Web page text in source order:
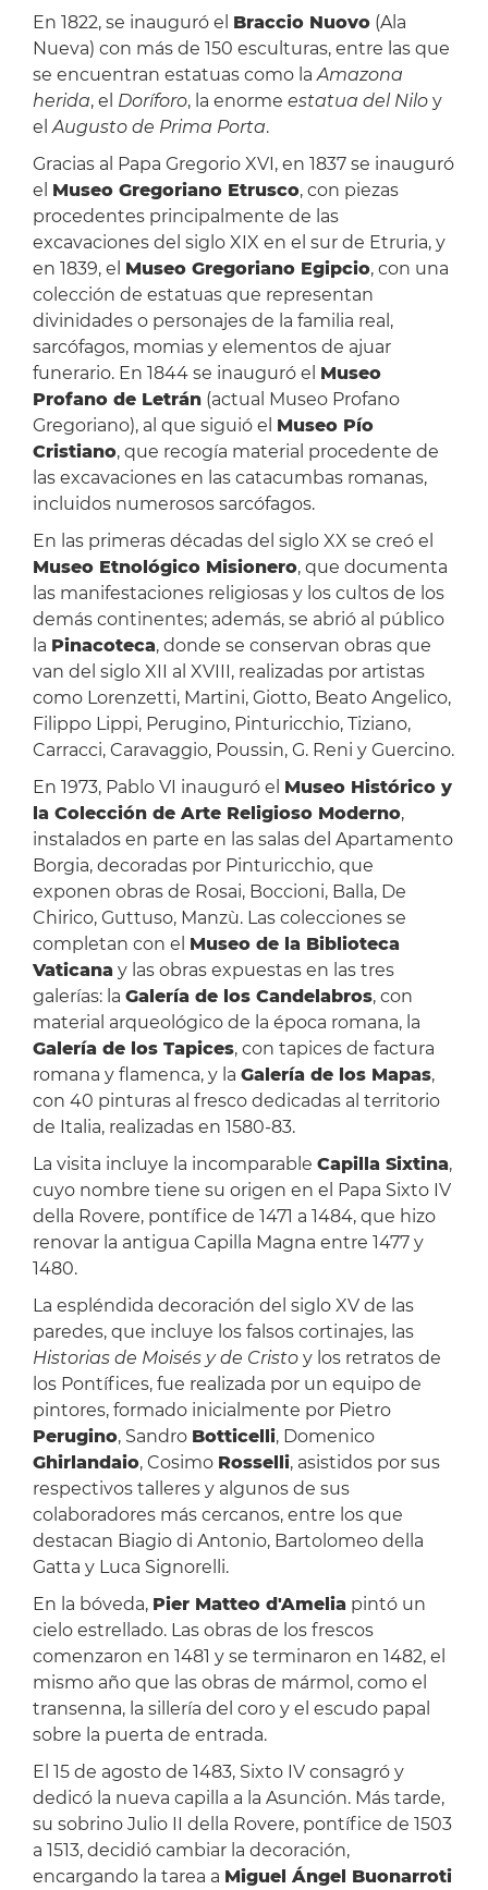
En 1822, se inauguró el Braccio Nuovo(Ala
Nueva) con más de 150 esculturas, entre las que
se encuentran estatuas como laAmazona
herida, el Doríforo, la enorme estatua del Niloy
elAugusto de Prima Porta.
Gracias al Papa Gregorio XVI, en 1837 se inauguró
el Museo Gregoriano Etrusco, con piezas
procedentes principalmente de las
excavaciones del siglo XIX en el sur de Etruria, y
en 1839, el Museo Gregoriano Egipcio, con una
colección de estatuas que representan
divinidades o personajes de la familia real,
sarcófagos, momias y elementos de ajuar
funerario. En 1844 se inauguró el Museo
Profano de Letrán(actual Museo Profano
Gregoriano), al que siguió el Museo Pío
Cristiano, que recogía material procedente de
las excavaciones en las catacumbas romanas,
incluidos numerosos sarcófagos.
En las primeras décadas del siglo XX se creó el
Museo Etnológico Misionero, que documenta
las manifestaciones religiosas y los cultos de los
demás continentes; además, se abrió al público
la Pinacoteca, donde se conservan obras que
van del siglo XII al XVIII, realizadas por artistas
como Lorenzetti, Martini, Giotto, Beato Angelico,
Filippo Lippi, Perugino, Pinturicchio, Tiziano,
Carracci, Caravaggio, Poussin, G. Reni y Guercino.
En 1973, Pablo VI inauguró el Museo Histórico y
la Colección de Arte Religioso Moderno,
instalados en parte en las salas del Apartamento
Borgia, decoradas por Pinturicchio, que
exponen obras de Rosai, Boccioni, Balla, De
Chirico, Guttuso, Manzù. Las colecciones se
completan con el Museo de la Biblioteca
Vaticana y las obras expuestas en las tres
galerías: la Galería de los Candelabros, con
material arqueológico de la época romana, la
Galería de los Tapices, con tapices de factura
romana y flamenca, y la Galería de los Mapas,
con 40 pinturas al fresco dedicadas al territorio
de Italia, realizadas en 1580-83.
La visita incluye la incomparable Capilla Sixtina,
cuyo nombre tiene su origen en el Papa Sixto IV
della Rovere, pontífice de 1471 a 1484, que hizo
renovar la antigua Capilla Magna entre 1477 y
1480.
La espléndida decoración del siglo XV de las
paredes, que incluye los falsos cortinajes, las
Historias de Moisés y de Cristoy los retratos de
los Pontífices, fue realizada por un equipo de
pintores, formado inicialmente por Pietro
Perugino, Sandro Botticelli, Domenico
Ghirlandaio, Cosimo Rosselli, asistidos por sus
respectivos talleres y algunos de sus
colaboradores más cercanos, entre los que
destacan Biagio di Antonio, Bartolomeo della
Gatta y Luca Signorelli.
En la bóveda, Pier Matteo d'Amelia pintó un
cielo estrellado. Las obras de los frescos
comenzaron en 1481 y se terminaron en 1482, el
mismo año que las obras de mármol, como el
transenna, la sillería del coro y el escudo papal
sobre la puerta de entrada.
El 15 de agosto de 1483, Sixto IV consagró y
dedicó la nueva capilla a la Asunción. Más tarde,
su sobrino Julio II della Rovere, pontífice de 1503
a 1513, decidió cambiar la decoración,
encargando la tarea a Miguel Ángel Buonarroti